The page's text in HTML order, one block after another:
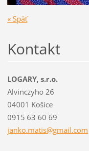
« Späť
Kontakt
LOGARY, s.r.o.
Alvinczyho 26
04001 Košice
0915 63 60 69
janko.matis@gmail.com